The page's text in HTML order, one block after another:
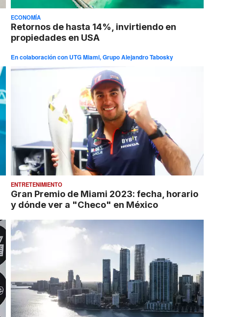
ECONOMÍA
Retornos de hasta 14%, invirtiendo en
propiedades en USA
En colaboración con UTG Miami, Grupo Alejandro Tabosky
ENTRETENIMIENTO
Gran Premio de Miami 2023: fecha, horario
y dónde ver a "Checo" en México